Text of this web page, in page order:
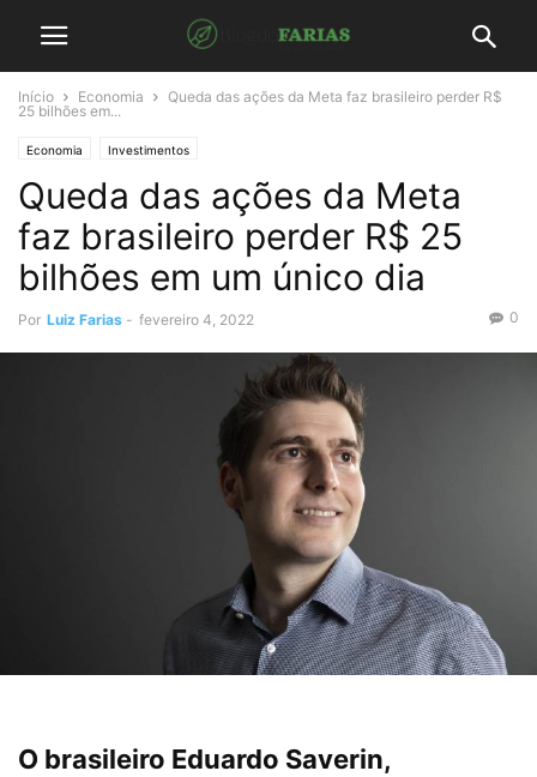
Início Economia
Queda das ações da Meta faz brasileiro perder R$
25 bilhões em...
Economia Investimentos
Queda das ações da Meta
faz brasileiro perder R$ 25
bilhões em um único dia
Por Luiz Farias - fevereiro 4, 2022 0
O brasileiro Eduardo Saverin,